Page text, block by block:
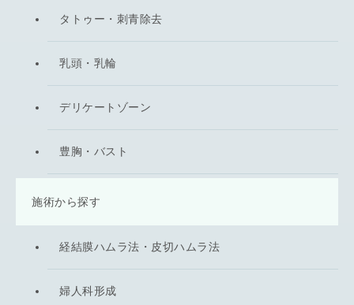
タトゥー・刺青除去
乳頭・乳輪
デリケートゾーン
豊胸・バスト
施術から探す
経結膜ハムラ法・皮切ハムラ法
婦人科形成